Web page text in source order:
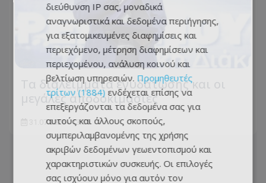
Τα διαλείμματα ενυδάτωσης και οι
μεγάλες αποδοκιμασίες
31.07.2026 - 13:55
διεύθυνση IP σας, μοναδικά
αναγνωριστικά και δεδομένα περιήγησης,
για εξατομικευμένες διαφημίσεις και
περιεχόμενο, μέτρηση διαφημίσεων και
περιεχομένου, ανάλυση κοινού και
βελτίωση υπηρεσιών. Προμηθευτές
τρίτων (1884) ενδέχεται επίσης να
επεξεργάζονται τα δεδομένα σας για
αυτούς και άλλους σκοπούς,
συμπεριλαμβανομένης της χρήσης
ακριβών δεδομένων γεωεντοπισμού και
χαρακτηριστικών συσκευής. Οι επιλογές
σας ισχύουν μόνο για αυτόν τον